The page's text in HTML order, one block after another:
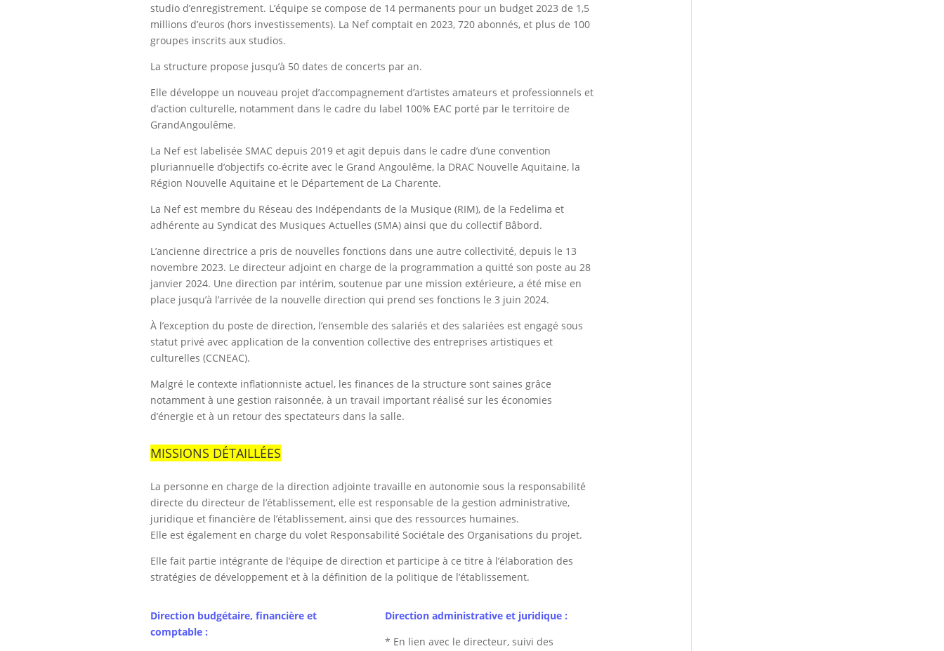
studio d’enregistrement. L’équipe se compose de 14 permanents pour un budget 2023 de 1,5
millions d’euros (hors investissements). La Nef comptait en 2023, 720 abonnés, et plus de 100
groupes inscrits aux studios.
La structure propose jusqu’à 50 dates de concerts par an.
Elle développe un nouveau projet d’accompagnement d’artistes amateurs et professionnels et
d’action culturelle, notamment dans le cadre du label 100% EAC porté par le territoire de
GrandAngoulême.
La Nef est labelisée SMAC depuis 2019 et agit depuis dans le cadre d’une convention
pluriannuelle d’objectifs co-écrite avec le Grand Angoulême, la DRAC Nouvelle Aquitaine, la
Région Nouvelle Aquitaine et le Département de La Charente.
La Nef est membre du Réseau des Indépendants de la Musique (RIM), de la Fedelima et
adhérente au Syndicat des Musiques Actuelles (SMA) ainsi que du collectif Bâbord.
L’ancienne directrice a pris de nouvelles fonctions dans une autre collectivité, depuis le 13
novembre 2023. Le directeur adjoint en charge de la programmation a quitté son poste au 28
janvier 2024. Une direction par intérim, soutenue par une mission extérieure, a été mise en
place jusqu’à l’arrivée de la nouvelle direction qui prend ses fonctions le 3 juin 2024.
À l’exception du poste de direction, l’ensemble des salariés et des salariées est engagé sous
statut privé avec application de la convention collective des entreprises artistiques et
culturelles (CCNEAC).
Malgré le contexte inflationniste actuel, les finances de la structure sont saines grâce
notamment à une gestion raisonnée, à un travail important réalisé sur les économies
d’énergie et à un retour des spectateurs dans la salle.
MISSIONS DÉTAILLÉES
La personne en charge de la direction adjointe travaille en autonomie sous la responsabilité
directe du directeur de l’établissement, elle est responsable de la gestion administrative,
juridique et financière de l’établissement, ainsi que des ressources humaines.
Elle est également en charge du volet Responsabilité Sociétale des Organisations du projet.
Elle fait partie intégrante de l’équipe de direction et participe à ce titre à l’élaboration des
stratégies de développement et à la définition de la politique de l’établissement.
Direction budgétaire, financière et
comptable :
Direction administrative et juridique :
* En lien avec le directeur, suivi des